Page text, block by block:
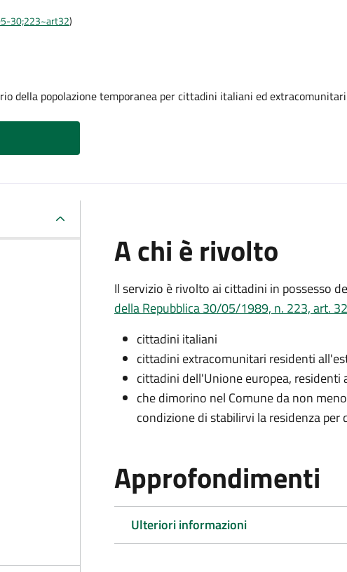
30;223~art32)
della popolazione temporanea per cittadini italiani ed extracomunitari
A chi è rivolto
Il servizio è rivolto ai cittadini in possesso
della Repubblica 30/05/1989, n. 223, art. 32
cittadini italiani
cittadini extracomunitari residenti
cittadini dell'Unione europea, residenti
che dimorino nel Comune da non
condizione di stabilirvi la residenza per
Approfondimenti
Ulteriori informazioni